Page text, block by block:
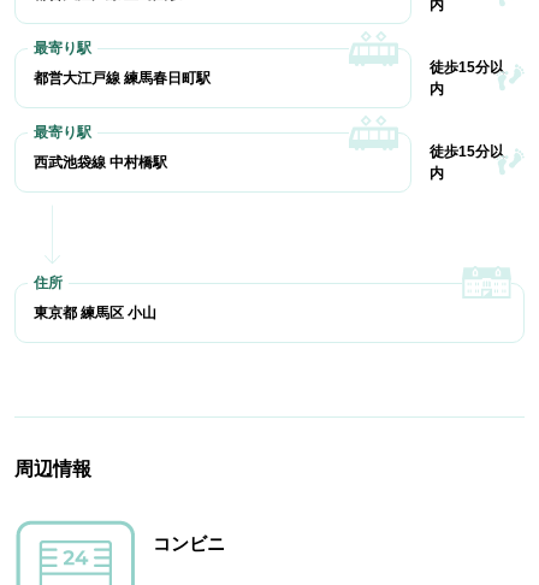
内
都営大江戸線 練馬春日町駅
徒歩15分以
内
西武池袋線 中村橋駅
徒歩15分以
内
東京都 練馬区 小山
周辺情報
コンビニ